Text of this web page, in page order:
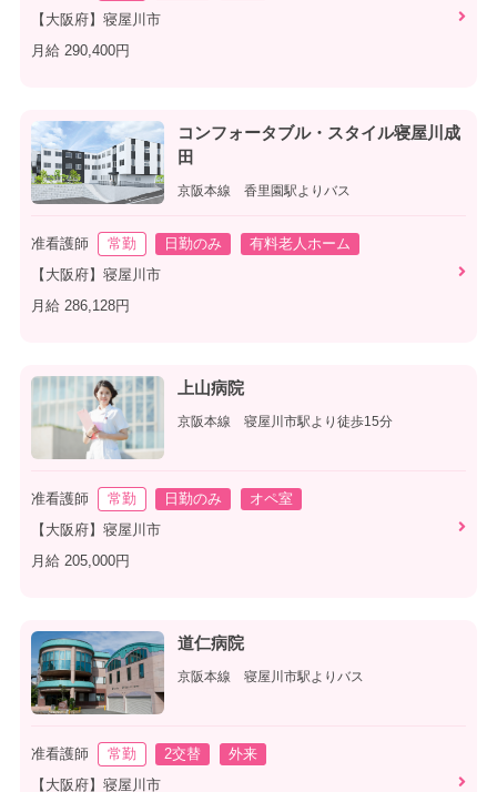
【大阪府】寝屋川市
月給 290,400円
コンフォータブル・スタイル寝屋川成
田
京阪本線 香里園駅よりバス
准看護師 常勤 日勤のみ
有料老人ホーム
【大阪府】寝屋川市
月給 286,128円
上山病院
京阪本線 寝屋川市駅より徒歩15分
准看護師 常勤 日勤のみ
オペ室
【大阪府】寝屋川市
月給 205,000円
道仁病院
京阪本線 寝屋川市駅よりバス
准看護師 常勤 2交替
外来
【大阪府】寝屋川市